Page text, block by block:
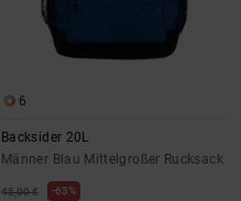
6
Backsider 20L
Männer Blau Mittelgroßer Rucksack
45,00 € 63%